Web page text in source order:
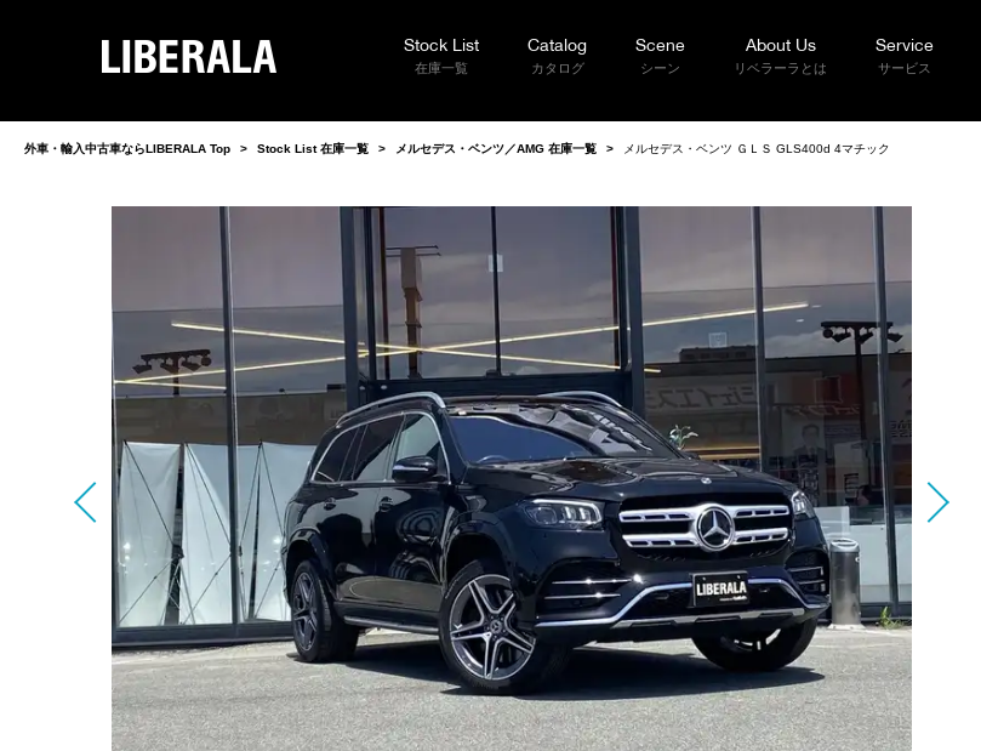
LIBERALA
Stock List
在庫一覧
Catalog
カタログ
Scene
シーン
About Us
リベラーラとは
Service
サービス
外車・輸入中古車ならLIBERALA Top > Stock List 在庫一覧 > メルセデス・ベンツ／AMG 在庫一覧 > メルセデス・ベンツ ＧＬＳ GLS400d 4マチック